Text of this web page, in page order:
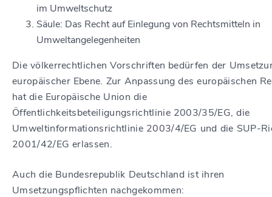
im Umweltschutz
Säule: Das Recht auf Einlegung von Rechtsmitteln in
Umweltangelegenheiten
Die völkerrechtlichen Vorschriften bedürfen der
europäischer Ebene. Zur Anpassung des europäischen
hat die Europäische Union die
Öffentlichkeitsbeteiligungsrichtlinie 2003/35/EG, die
Umweltinformationsrichtlinie 2003/4/EG und die SUP-
2001/42/EG erlassen.
Auch die Bundesrepublik Deutschland ist ihren
Umsetzungspflichten nachgekommen: